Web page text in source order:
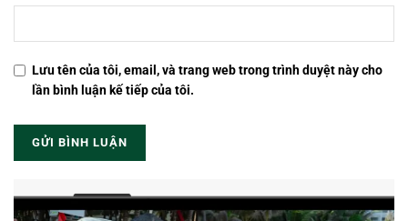
Lưu tên của tôi, email, và trang web trong trình duyệt này cho
lần bình luận kế tiếp của tôi.